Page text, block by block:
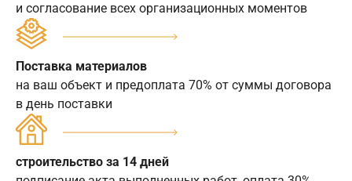
и согласование всех организационных моментов
Поставка материалов
на ваш объект и предоплата 70% от суммы договора
в день поставки
строительство за 14 дней